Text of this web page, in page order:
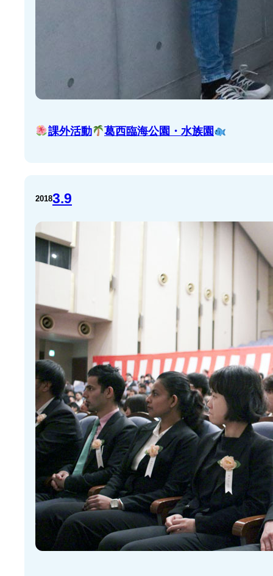
課外活動 葛西臨海公園・水族園
20183.9